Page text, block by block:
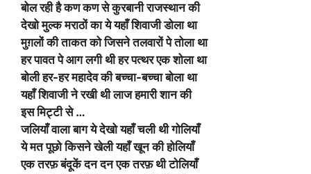
बोल रही है कण कण से कुरबानी राजस्थान की
देखो मुल्क मराठों का ये यहाँ शिवाजी डोला था
मुग़लों की ताकत को जिसने तलवारों पे तोला था
हर पावत पे आग लगी थी हर पत्थर एक शोला था
बोली हर-हर महादेव की बच्चा-बच्चा बोला था
यहाँ शिवाजी ने रखी थी लाज हमारी शान की
इस मिट्टी से …
जलियाँ वाला बाग ये देखो यहाँ चली थी गोलियाँ
ये मत पूछो किसने खेली यहाँ खून की होलियाँ
एक तरफ़ बंदूकें दन दन एक तरफ़ थी टोलियाँ